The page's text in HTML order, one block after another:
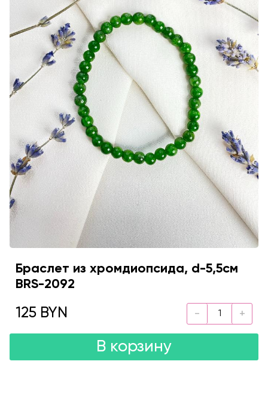
Браслет из хромдиопсида, d-5,5см
BRS-2092
125 BYN
В корзину